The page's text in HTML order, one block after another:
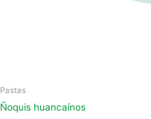
Pastas
Ñoquis huancaínos